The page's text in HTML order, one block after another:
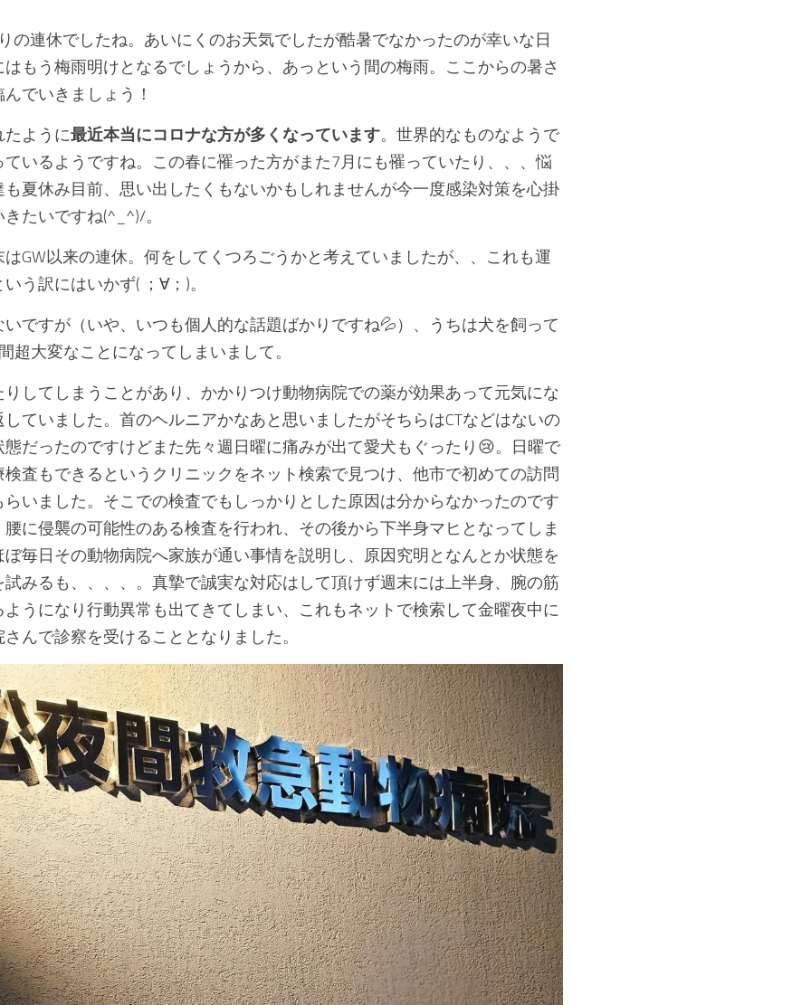
の連休でしたね。あいにくのお天気でしたが酷暑でなかったのが幸いな日
もう梅雨明けとなるでしょうから、あっという間の梅雨。ここからの暑さ
でいきましょう！
ように最近本当にコロナな方が多くなっています。世界的なものなようで
いるようですね。この春に罹った方がまた7月にも罹っていたり、、、悩
夏休み目前、思い出したくもないかもしれませんが今一度感染対策を心掛
たいですね(^_^)/。
GW以来の連休。何をしてくつろごうかと考えていましたが、、これも運
う訳にはいかず( ；∀；)。
ですが（いや、いつも個人的な話題ばかりですね💦）、うちは犬を飼って
超大変なことになってしまいまして。
してしまうことがあり、かかりつけ動物病院での薬が効果あって元気にな
ていました。首のヘルニアかなあと思いましたがそちらはCTなどはないの
だったのですけどまた先々週日曜に痛みが出て愛犬もぐったり😢。日曜で
査もできるというクリニックをネット検索で見つけ、他市で初めての訪問
いました。そこでの検査でもしっかりとした原因は分からなかったのです
に侵襲の可能性のある検査を行われ、その後から下半身マヒとなってしま
毎日その動物病院へ家族が通い事情を説明し、原因究明となんとか状態を
みるも、、、、。真摯で誠実な対応はして頂けず週末には上半身、腕の筋
うになり行動異常も出てきてしまい、これもネットで検索して金曜夜中に
んで診察を受けることとなりました。